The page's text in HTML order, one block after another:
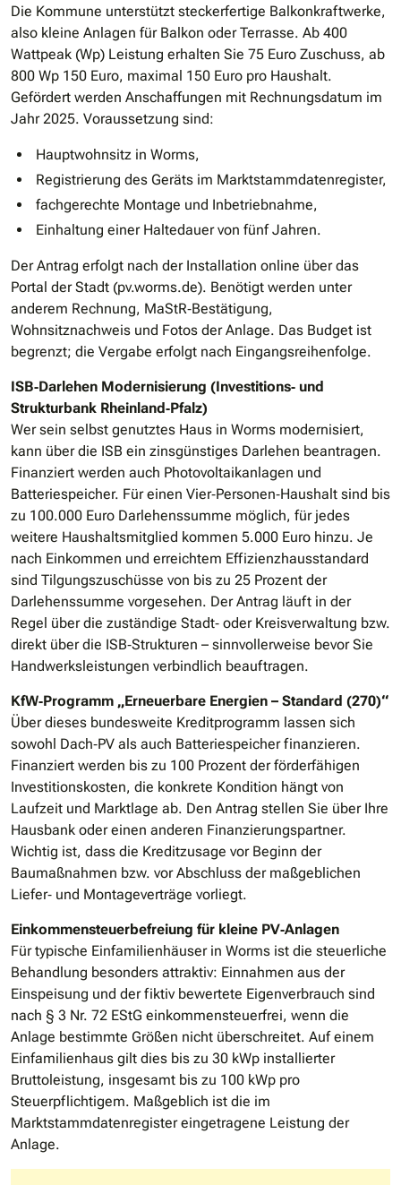
Die Kommune unterstützt steckerfertige Balkonkraftwerke,
also kleine Anlagen für Balkon oder Terrasse. Ab 400
Wattpeak (Wp) Leistung erhalten Sie 75 Euro Zuschuss, ab
800 Wp 150 Euro, maximal 150 Euro pro Haushalt.
Gefördert werden Anschaffungen mit Rechnungsdatum im
Jahr 2025. Voraussetzung sind:
Hauptwohnsitz in Worms,
Registrierung des Geräts im Marktstammdatenregister,
fachgerechte Montage und Inbetriebnahme,
Einhaltung einer Haltedauer von fünf Jahren.
Der Antrag erfolgt nach der Installation online über das
Portal der Stadt (pv.worms.de). Benötigt werden unter
anderem Rechnung, MaStR‐Bestätigung,
Wohnsitznachweis und Fotos der Anlage. Das Budget ist
begrenzt; die Vergabe erfolgt nach Eingangsreihenfolge.
ISB‐Darlehen Modernisierung (Investitions‐ und
Strukturbank Rheinland‐Pfalz)
Wer sein selbst genutztes Haus in Worms modernisiert,
kann über die ISB ein zinsgünstiges Darlehen beantragen.
Finanziert werden auch Photovoltaikanlagen und
Batteriespeicher. Für einen Vier‐Personen‐Haushalt sind bis
zu 100.000 Euro Darlehenssumme möglich, für jedes
weitere Haushaltsmitglied kommen 5.000 Euro hinzu. Je
nach Einkommen und erreichtem Effizienzhausstandard
sind Tilgungszuschüsse von bis zu 25 Prozent der
Darlehenssumme vorgesehen. Der Antrag läuft in der
Regel über die zuständige Stadt‐ oder Kreisverwaltung bzw.
direkt über die ISB‐Strukturen – sinnvollerweise bevor Sie
Handwerksleistungen verbindlich beauftragen.
KfW‐Programm „Erneuerbare Energien – Standard (270)“
Über dieses bundesweite Kreditprogramm lassen sich
sowohl Dach‐PV als auch Batteriespeicher finanzieren.
Finanziert werden bis zu 100 Prozent der förderfähigen
Investitionskosten, die konkrete Kondition hängt von
Laufzeit und Marktlage ab. Den Antrag stellen Sie über Ihre
Hausbank oder einen anderen Finanzierungspartner.
Wichtig ist, dass die Kreditzusage vor Beginn der
Baumaßnahmen bzw. vor Abschluss der maßgeblichen
Liefer‐ und Montageverträge vorliegt.
Einkommensteuerbefreiung für kleine PV‐Anlagen
Für typische Einfamilienhäuser in Worms ist die steuerliche
Behandlung besonders attraktiv: Einnahmen aus der
Einspeisung und der fiktiv bewertete Eigenverbrauch sind
nach § 3 Nr. 72 EStG einkommensteuerfrei, wenn die
Anlage bestimmte Größen nicht überschreitet. Auf einem
Einfamilienhaus gilt dies bis zu 30 kWp installierter
Bruttoleistung, insgesamt bis zu 100 kWp pro
Steuerpflichtigem. Maßgeblich ist die im
Marktstammdatenregister eingetragene Leistung der
Anlage.